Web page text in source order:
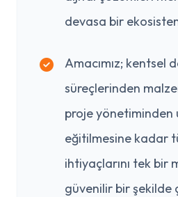
devasa bir
Amacımız; kentsel
süreçlerinden
proje yönetiminden
eğitilmesine kadar
ihtiyaçlarını tek bir
güvenilir bir şekilde